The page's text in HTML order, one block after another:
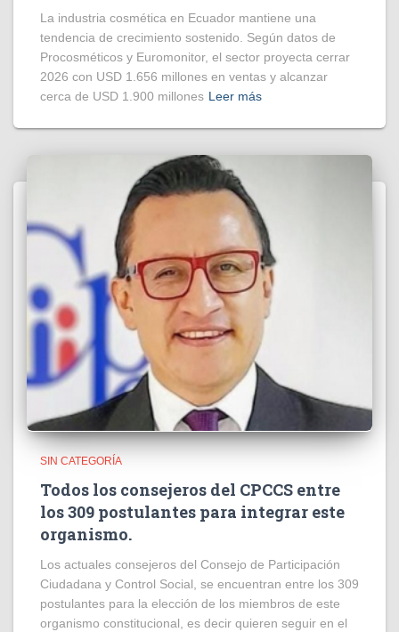
La industria cosmética en Ecuador mantiene una
tendencia de crecimiento sostenido. Según datos de
Procosméticos y Euromonitor, el sector proyecta cerrar
2026 con USD 1.656 millones en ventas y alcanzar
cerca de USD 1.900 millones Leer más
SIN CATEGORÍA
Todos los consejeros del CPCCS entre
los 309 postulantes para integrar este
organismo.
Los actuales consejeros del Consejo de Participación
Ciudadana y Control Social, se encuentran entre los 309
postulantes para la elección de los miembros de este
organismo constitucional, es decir quieren seguir en el